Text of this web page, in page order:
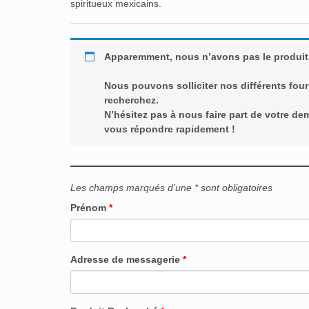
spiritueux mexicains.
Apparemment, nous n’avons pas le
Nous pouvons solliciter nos différents
recherchez.
N’hésitez pas à nous faire part de votre
vous répondre rapidement !
Les champs marqués d’une * sont obligatoires
Prénom *
Adresse de messagerie *